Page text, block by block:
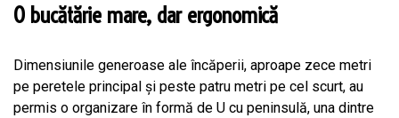
O bucătărie mare, dar ergonomică
Dimensiunile generoase ale încăperii, aproape zece metri
pe peretele principal și peste patru metri pe cel scurt, au
permis o organizare în formă de U cu peninsulă, una dintre